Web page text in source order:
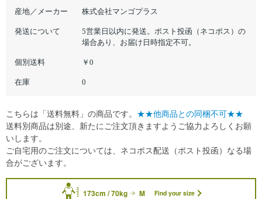
産地／メーカー 株式会社マンゴプラス
発送について
5営業日以内に発送。ポスト投函（ネコポス）の
場合あり、お届け日時指定不可。
個別送料 ￥0
在庫 0
173cm / 70kg M Find your size
こちらは「送料無料」の商品です。 ★★他商品との同梱不可★★
送料別商品は別途、新たにご注文頂きますようご協力よろしくお願
いします。
ご自宅用のご注文については、ネコポス配送（ポスト投函）なる場
合がございます。